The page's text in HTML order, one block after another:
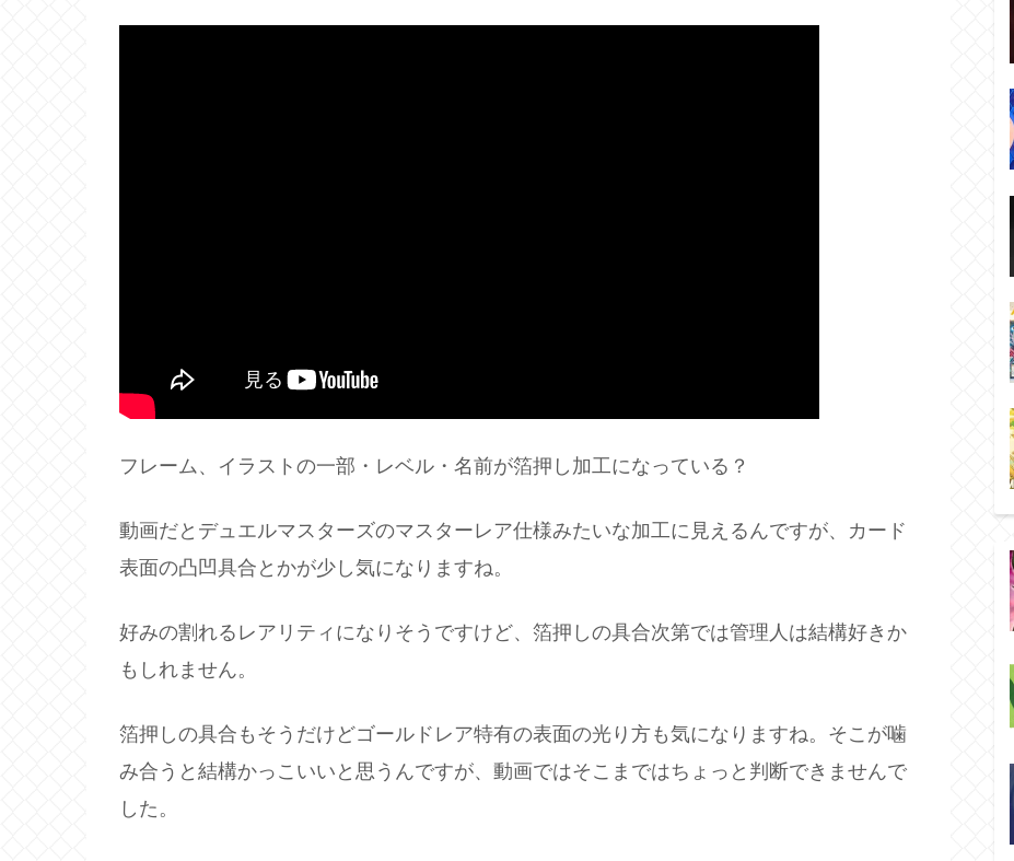
フレーム、イラストの一部・レベル・名前が箔押し加工になっている？
動画だとデュエルマスターズのマスターレア仕様みたいな加工に見えるんですが、カード
表面の凸凹具合とかが少し気になりますね。
好みの割れるレアリティになりそうですけど、箔押しの具合次第では管理人は結構好きか
もしれません。
箔押しの具合もそうだけどゴールドレア特有の表面の光り方も気になりますね。そこが噛
み合うと結構かっこいいと思うんですが、動画ではそこまではちょっと判断できませんで
した。